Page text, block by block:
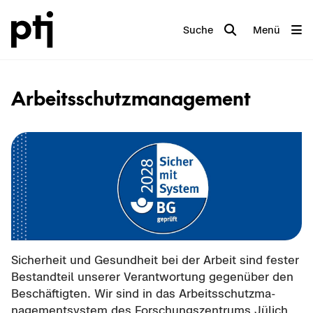
Suche Menü
Ar­beits­schutz­ma­nage­ment
Si­cher­heit und Ge­sund­heit bei der Ar­beit sind fes­ter
Be­stand­teil un­se­rer Ver­ant­wor­tung ge­gen­über den
Be­schäf­tig­ten. Wir sind in das Ar­beits­schutz­ma­
nage­ment­sys­tem des For­schungs­zen­trums Jü­lich